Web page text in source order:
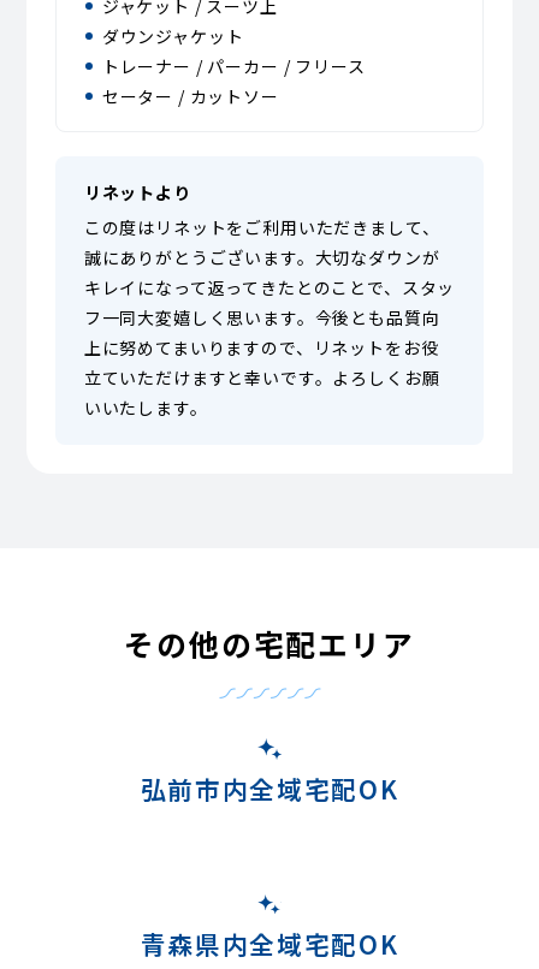
ジャケット / スーツ上
ダウンジャケット
トレーナー / パーカー / フリース
セーター / カットソー
リネットより
この度はリネットをご利用いただきまして、
誠にありがとうございます。大切なダウンが
キレイになって返ってきたとのことで、スタッ
フ一同大変嬉しく思います。今後とも品質向
上に努めてまいりますので、リネットをお役
立ていただけますと幸いです。よろしくお願
いいたします。
その他の宅配エリア
弘前市内全域宅配OK
青森県内全域宅配OK